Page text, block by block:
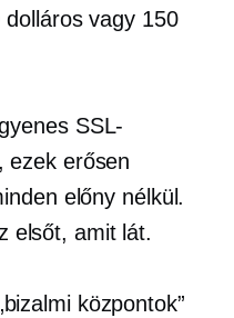
vagy 150
SSL-
ezek erősen
előny nélkül.
elsőt, amit lát.
központok”